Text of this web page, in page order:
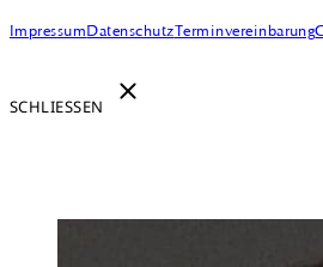
ImpressumDatenschutzTerminvereinbarung
SCHLIESSEN